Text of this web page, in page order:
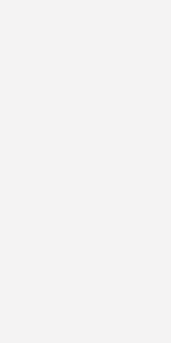
[GK] Dan Houser (GTA)